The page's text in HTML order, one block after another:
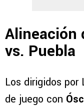
Alineación
vs. Puebla
Los dirigidos
de juego con